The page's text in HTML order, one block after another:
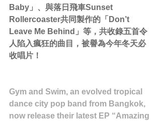
Baby」、與落日飛車Sunset
Rollercoaster共同製作的「Don’t
Leave Me Behind」等，共收錄五首令
人陷入瘋狂的曲目，被譽為今年冬天必
收唱片！﻿
Gym and Swim, an evolved tropical
dance city pop band from Bangkok,
now release their latest EP “Amazing